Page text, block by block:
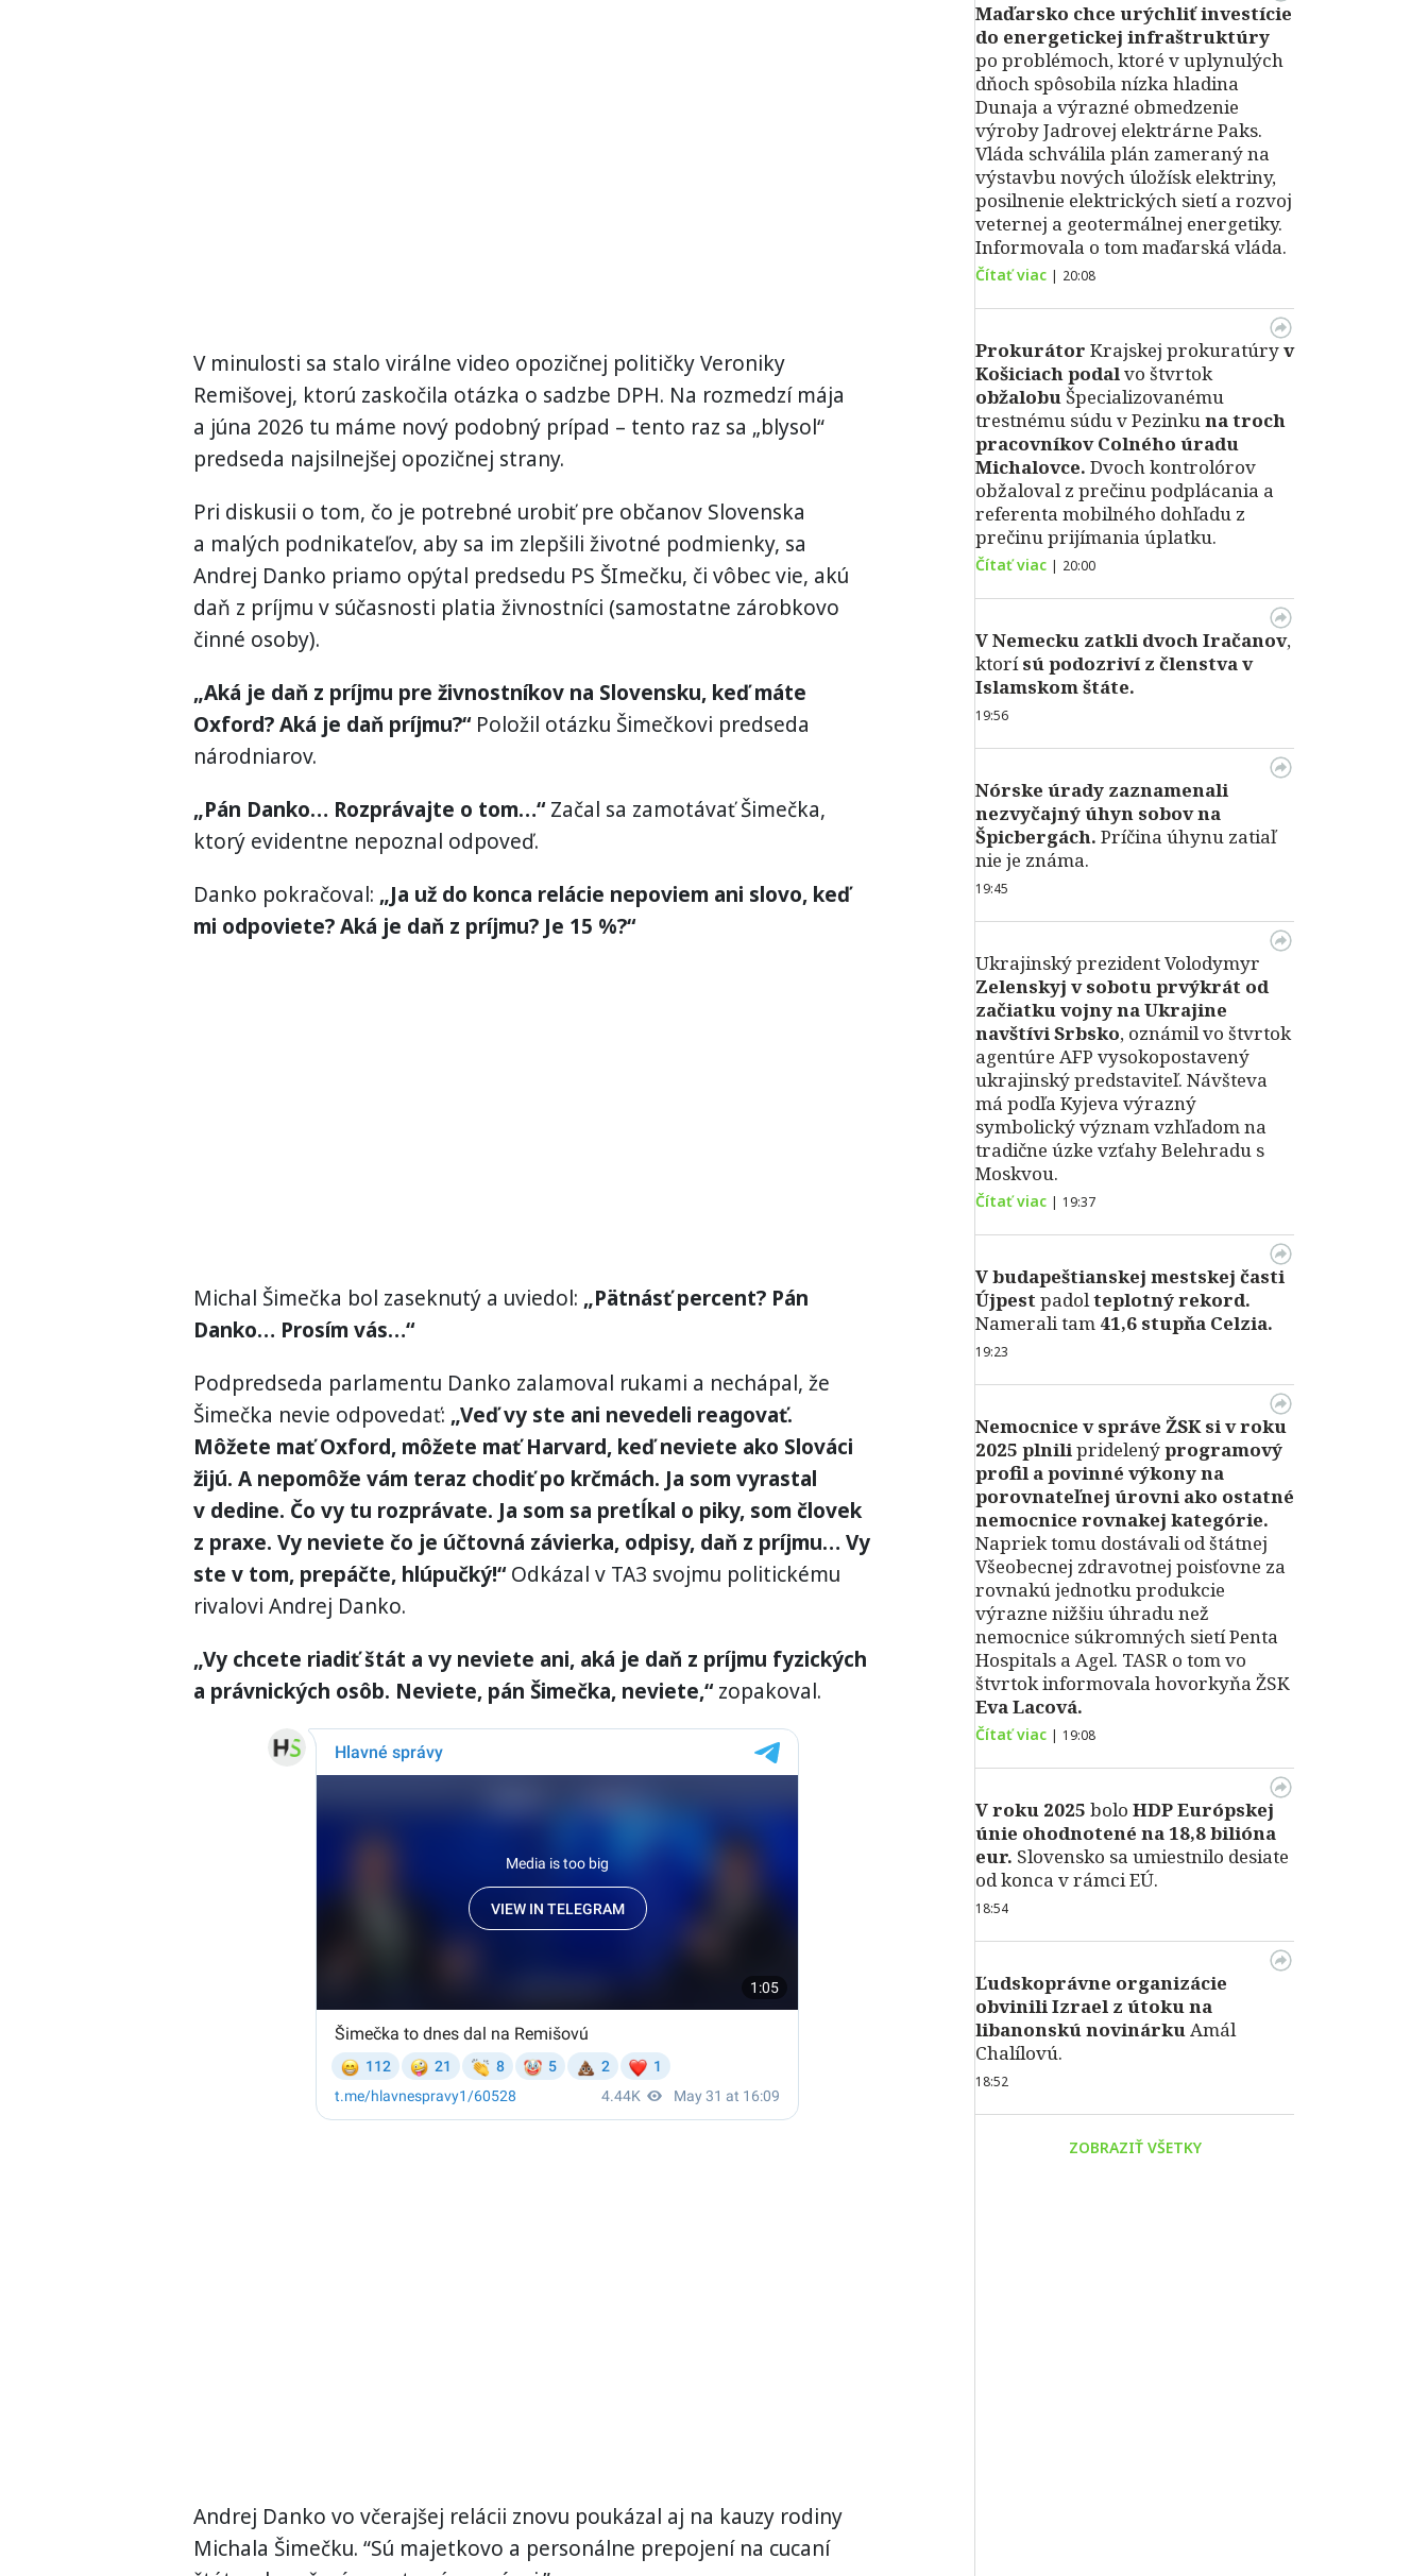
V minulosti sa stalo virálne video opozičnej političky Veroniky
Remišovej, ktorú zaskočila otázka o sadzbe DPH. Na rozmedzí mája
a júna 2026 tu máme nový podobný prípad – tento raz sa „blysol“
predseda najsilnejšej opozičnej strany.
Pri diskusii o tom, čo je potrebné urobiť pre občanov Slovenska
a malých podnikateľov, aby sa im zlepšili životné podmienky, sa
Andrej Danko priamo opýtal predsedu PS ŠImečku, či vôbec vie, akú
daň z príjmu v súčasnosti platia živnostníci (samostatne zárobkovo
činné osoby).
„Aká je daň z príjmu pre živnostníkov na Slovensku, keď máte
Oxford? Aká je daň príjmu?“Položil otázku Šimečkovi predseda
národniarov.
„Pán Danko… Rozprávajte o tom…“Začal sa zamotávať Šimečka,
ktorý evidentne nepoznal odpoveď.
Danko pokračoval: „Ja už do konca relácie nepoviem ani slovo, keď
mi odpoviete? Aká je daň z príjmu? Je 15 %?“
Michal Šimečka bol zaseknutý a uviedol: „Pätnásť percent? Pán
Danko… Prosím vás…“
Podpredseda parlamentu Danko zalamoval rukami a nechápal, že
Šimečka nevie odpovedať: „Veď vy ste ani nevedeli reagovať.
Môžete mať Oxford, môžete mať Harvard, keď neviete ako Slováci
žijú. A nepomôže vám teraz chodiť po krčmách. Ja som vyrastal
v dedine. Čo vy tu rozprávate. Ja som sa pretĺkal o piky, som človek
z praxe. Vy neviete čo je účtovná závierka, odpisy, daň z príjmu… Vy
ste v tom, prepáčte, hlúpučký!“Odkázal v TA3 svojmu politickému
rivalovi Andrej Danko.
„Vy chcete riadiť štát a vy neviete ani, aká je daň z príjmu fyzických
a právnických osôb. Neviete, pán Šimečka, neviete,“zopakoval.
Andrej Danko vo včerajšej relácii znovu poukázal aj na kauzy rodiny
Michala Šimečku. “Sú majetkovo a personálne prepojení na cucaní
Maďarsko chce urýchliť investície
do energetickej infraštruktúry
po problémoch, ktoré v uplynulých
dňoch spôsobila nízka hladina
Dunaja a výrazné obmedzenie
výroby Jadrovej elektrárne Paks.
Vláda schválila plán zameraný na
výstavbu nových úložísk elektriny,
posilnenie elektrických sietí a rozvoj
veternej a geotermálnej energetiky.
Informovala o tom maďarská vláda.
Čítať viac | 20:08
Prokurátor Krajskej prokuratúryv
Košiciach podalvo štvrtok
obžalobu Špecializovanému
trestnému súdu v Pezinkuna troch
pracovníkov Colného úradu
Michalovce. Dvoch kontrolórov
obžaloval z prečinu podplácania a
referenta mobilného dohľadu z
prečinu prijímania úplatku.
Čítať viac | 20:00
V Nemecku zatkli dvoch Iračanov,
ktorísú podozriví z členstva v
Islamskom štáte.
19:56
Nórske úrady zaznamenali
nezvyčajný úhyn sobov na
Špicbergách. Príčina úhynu zatiaľ
nie je známa.
19:45
Ukrajinský prezident Volodymyr
Zelenskyj v sobotu prvýkrát od
začiatku vojny na Ukrajine
navštívi Srbsko, oznámil vo štvrtok
agentúre AFP vysokopostavený
ukrajinský predstaviteľ. Návšteva
má podľa Kyjeva výrazný
symbolický význam vzhľadom na
tradične úzke vzťahy Belehradu s
Moskvou.
Čítať viac | 19:37
Vbudapeštianskej mestskej časti
Újpestpadolteplotný rekord.
Namerali tam 41,6 stupňa Celzia.
19:23
Nemocnice v správe ŽSK si v roku
2025 plnilipridelenýprogramový
profil a povinné výkony na
porovnateľnej úrovni ako ostatné
nemocnice rovnakej kategórie.
Napriek tomu dostávali od štátnej
Všeobecnej zdravotnej poisťovne za
rovnakú jednotku produkcie
výrazne nižšiu úhradu než
nemocnice súkromných sietí Penta
Hospitals a Agel. TASR o tom vo
štvrtok informovala hovorkyňa ŽSK
Eva Lacová.
Čítať viac | 19:08
V roku 2025 bolo HDPEurópskej
únie ohodnotené na 18,8 bilióna
eur. Slovensko sa umiestnilo desiate
od konca v rámci EÚ.
18:54
Ľudskoprávne organizácie
obvinili Izrael z útoku na
libanonskú novinárkuAmál
Chalílovú.
18:52
ZOBRAZIŤ VŠETKY